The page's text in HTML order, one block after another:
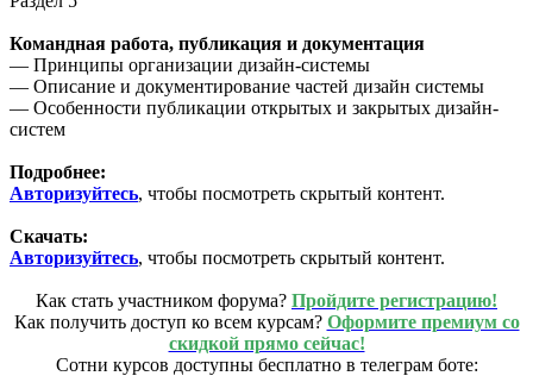
Командная работа, публикация и документация
— Принципы организации дизайн-системы
— Описание и документирование частей дизайн системы
— Особенности публикации открытых и закрытых дизайн-
систем
Подробнее:
Авторизуйтесь, чтобы посмотреть скрытый контент.
Скачать:
Авторизуйтесь, чтобы посмотреть скрытый контент.
Как стать участником форума? Пройдите регистрацию!
Как получить доступ ко всем курсам? Оформите премиум со
скидкой прямо сейчас!
Сотни курсов доступны бесплатно в телеграм боте: